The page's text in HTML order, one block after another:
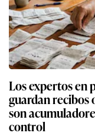
Los expertos en
guardan recibos
son
control